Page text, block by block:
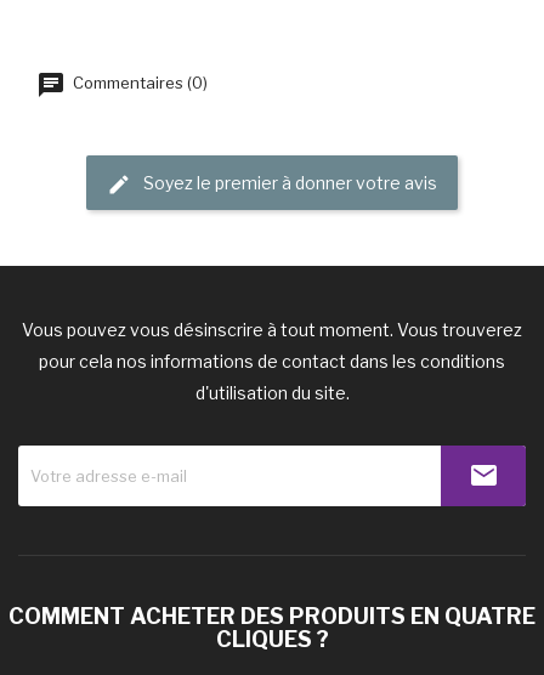
Commentaires (0)
Soyez le premier à donner votre avis
Vous pouvez vous désinscrire à tout moment. Vous trouverez
pour cela nos informations de contact dans les conditions
d'utilisation du site.
COMMENT ACHETER DES PRODUITS EN QUATRE
CLIQUES ?